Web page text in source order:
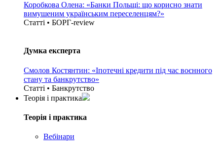
Коробкова Олена: «Банки Польщі: що корисно знати
вимушеним українським переселенцям?»
Статті • БОРГ-review
Думка експерта
Смолов Костянтин: «Іпотечні кредити під час воєнного
стану та банкрутство»
Статті • Банкрутство
Теорія i практика
Теорія i практика
Вебінари